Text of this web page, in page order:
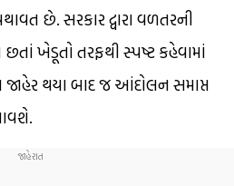
છે. સરકાર દ્વારા વળતરની
છતાં ખેડૂતો તરફથી સ્પષ્ટ કહેવામાં
જાહેર થયા બાદ જ આંદોલન સમાપ્ત